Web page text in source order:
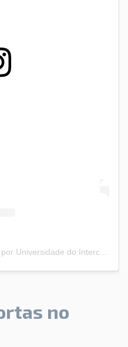
Uma publicação compartilhada por Universidade do Intercâmbio (@universidadedointercambio)
no